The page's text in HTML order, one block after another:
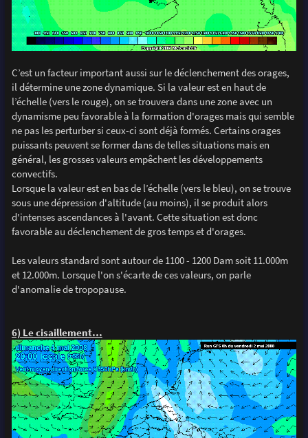
C’est un facteur important aussi sur le déclenchement des orages,
il détermine une zone dynamique. Si la valeur est en haut de
l’échelle (vers le rouge), on se trouvera dans une zone avec un
dynamisme peu favorable à la formation d'orages mais qui semble
ne pas les perturber si ceux-ci sont déjà formés. Certains orages
puissants peuvent se former dans de telles situations mais en
général, les grosses valeurs empêchent les développements
convectifs.
Lorsque la valeur est en bas de l’échelle (vers le bleu), on se trouve
sous une dépression d'altitude (au moins), il se produit alors
d'intenses ascendances à l'avant. Cette situation est donc
favorable au déclenchement de gros temps et d'orages.
Les valeurs standard sont autour de 1100 - 1200 Dam soit 11.000m
et 12.000m. Lorsque l'on s'écarte de ces valeurs, on parle
d'anomalie de tropopause.
6) Le cisaillement…